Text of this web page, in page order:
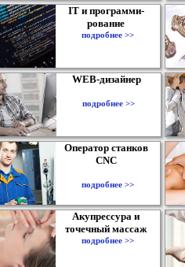
IT и программи-
рование
подробнее >>
WEB-дизайнер
подробнее >>
Оператор станков
CNC
подробнее >>
Акупрессура и
точечный массаж
подробнее >>